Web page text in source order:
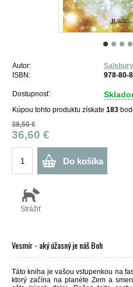
Autor:
ISBN:
978-80-
Dostupnosť:
Kúpou tohto produktu získate 183
38,50 €
36,60 €
Do košíka
Strážiť
Vesmír - aký úžasný je náš Boh
Táto kniha je vašou vstupenkou na
ktorý začína na planéte Zem a